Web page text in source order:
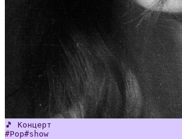
🎵 Концерт
#Pop#show